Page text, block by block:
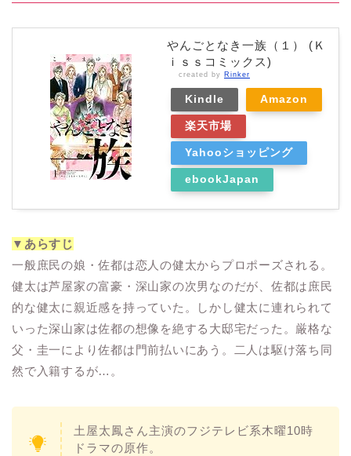
やんごとなき一族（１） (Ｋ
ｉｓｓコミックス)
created by Rinker
Kindle Amazon
楽天市場
Yahooショッピング
ebookJapan
▼あらすじ
一般庶民の娘・佐都は恋人の健太からプロポーズされる。
健太は芦屋家の富豪・深山家の次男なのだが、佐都は庶民
的な健太に親近感を持っていた。しかし健太に連れられて
いった深山家は佐都の想像を絶する大邸宅だった。厳格な
父・圭一により佐都は門前払いにあう。二人は駆け落ち同
然で入籍するが…。
土屋太鳳さん主演のフジテレビ系木曜10時
ドラマの原作。